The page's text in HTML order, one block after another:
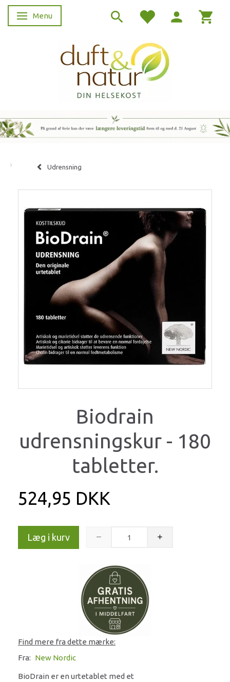
Skifte navigation
Menu
Udrensning
Biodrain
udrensningskur - 180
tabletter.
524,95 DKK
Læg i kurv
Find mere fra dette mærke:
Fra: New Nordic
BioDrain er en urtetablet med et